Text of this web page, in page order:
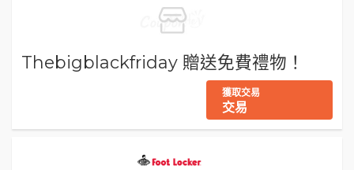
Thebigblackfriday 贈送免費禮物！
獲取交易
交易